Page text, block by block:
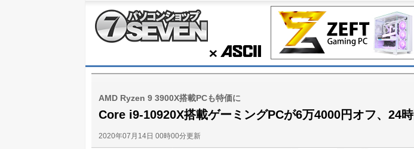
ASCII
AMD Ryzen 9 3900X搭載PCも特価に
Core i9-10920X搭載ゲーミングPCが6万4000円オフ、24
2020年07月14日 00時00分更新